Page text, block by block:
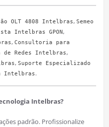
OLT 4808 Intelbras, Semeo
Intelbras GPON,
, Consultoria para
de Redes Intelbras,
, Suporte Especializado
Intelbras.
Intelbras?
padrão. Profissionalize